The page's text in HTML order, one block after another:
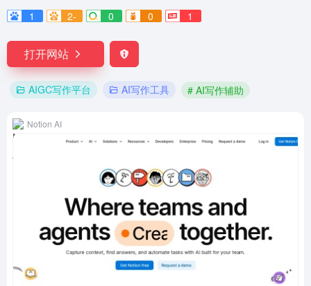
1
2- 0 0 1
打开网站
AIGC写作平台 AI写作工具 # AI写作辅助
Notion AI